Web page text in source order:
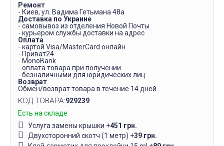
Ремонт
- Киев, ул. Вадима Гетьмана 48а
Доставка по Украине
- самовывоз из отделения Новой Почты
- курьером службы доставки на адрес
Оплата
- картой Visa/MasterCard онлайн
- Приват24
- MonoBank
- оплата товара при получении
- безналичными для юридических лиц
Возврат
Обмен/возврат товара в течение 14 дней.
КОД ТОВАРА:929239
Есть на складе
Услуга замены крышки +451 грн.
Двухсторонний скотч (1 метр) +39 грн.